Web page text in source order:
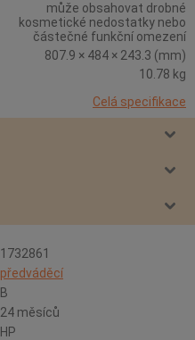
může obsahovat drobné
kosmetické nedostatky nebo
částečné funkční omezení
807.9 × 484 × 243.3 (mm)
10.78 kg
Celá specifikace
1732861
předváděcí
B
24 měsíců
HP